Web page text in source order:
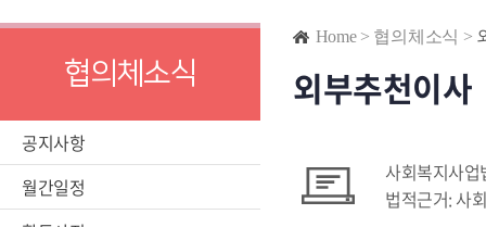
협의체소식
공지사항
월간일정
Home > 협의체소식 >
외부추천이사
사회복지사
법적근거: 사